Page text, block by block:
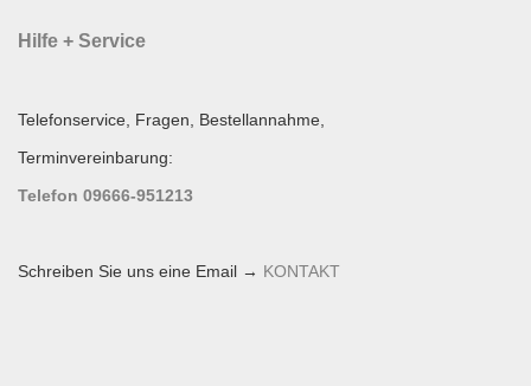
Hilfe + Service
Telefonservice, Fragen, Bestellannahme,
Terminvereinbarung:
Telefon 09666-951213
Schreiben Sie uns eine Email → KONTAKT